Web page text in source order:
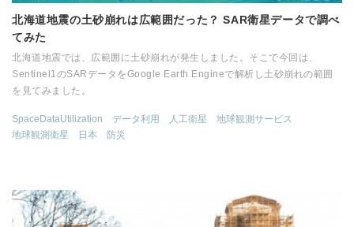
北海道地震の土砂崩れは広範囲だった？ SAR衛星データで調べ
てみた
北海道地震では、広範囲に土砂崩れが発生しました。そこで今回は、
Sentinel1のSARデータをGoogle Earth Engineで解析し土砂崩れの範囲
を見てみました。
SpaceDataUtilization データ利用 人工衛星
地球観測サービス
地球観測衛星
日本 防災